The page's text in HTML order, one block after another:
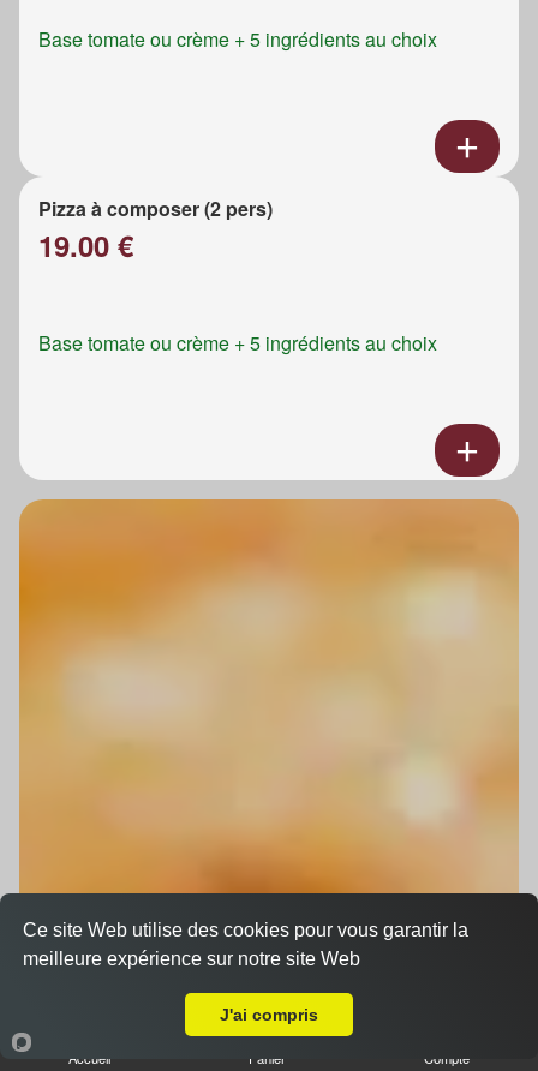
Base tomate ou crème + 5 ingrédients au choix
Pizza à composer (2 pers)
19.00 €
Base tomate ou crème + 5 ingrédients au choix
Accueil Panier Compte
Ce site Web utilise des cookies pour vous garantir la
meilleure expérience sur notre site Web
J'ai compris